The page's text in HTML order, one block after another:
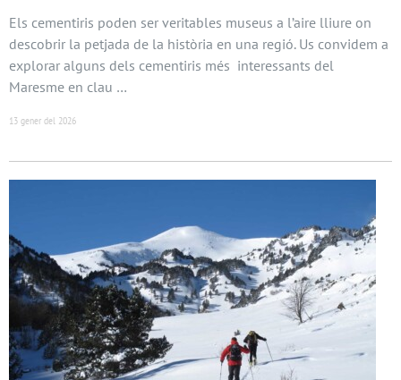
Els cementiris poden ser veritables museus a l’aire lliure on
descobrir la petjada de la història en una regió. Us convidem a
explorar alguns dels cementiris més interessants del
Maresme en clau …
13 gener del 2026